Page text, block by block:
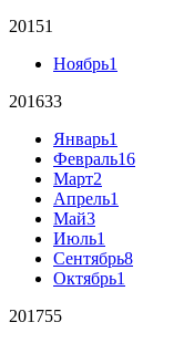
20151
Ноябрь1
201633
Январь1
Февраль16
Март2
Апрель1
Май3
Июль1
Сентябрь8
Октябрь1
201755